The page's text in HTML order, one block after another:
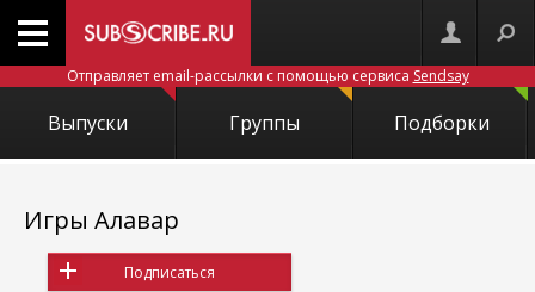
Отправляет email-рассылки с помощью сервиса Sendsay
Выпуски Группы Подборки
Игры Алавар
Подписаться